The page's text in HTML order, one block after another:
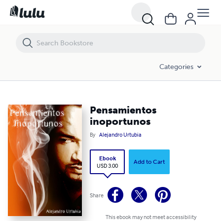
Categories
Pensamientos
inoportunos
By Alejandro Urtubia
Ebook
USD 3.00
Add to Cart
Share
This ebook may not meet accessibility
Pensamientos inoportunos